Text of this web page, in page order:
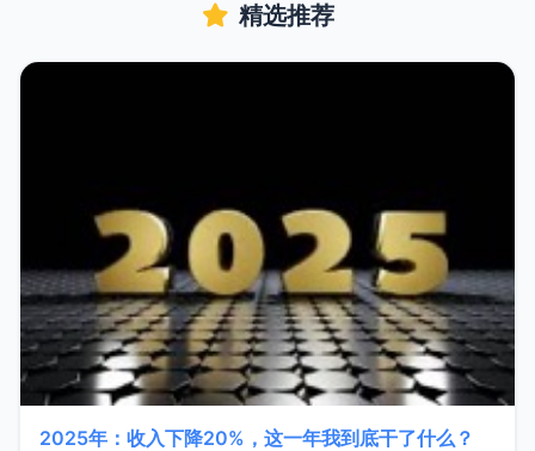
精选推荐
2025年：收入下降20%，这一年我到底干了什么？